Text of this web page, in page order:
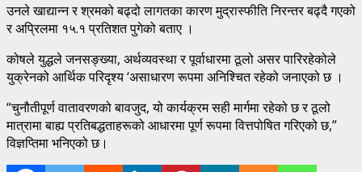
उनले खाद्यान्न र श्रमको बढ्दो लागतका कारण मुद्रास्फीति निरन्तर बढ्दै गएको
र अप्रिलमा १५.१ प्रतिशत पुगेको बताए ।
कोषले युद्धले जनसङ्ख्या, अर्थव्यवस्था र पूर्वाधारमा ठूलो असर पारिरहेकोले
युक्रेनको आर्थिक परिदृश्य ‘असाधारण रूपमा अनिश्चित रहेको जनाएको छ ।
“चुनौतीपूर्ण वातावरणको बावजुद, यो कार्यक्रम सही मार्गमा रहेको छ र ठूलो
मात्रामा बाह्य प्रतिबद्धताहरूको आधारमा पूर्ण रूपमा वित्तपोषित गरिएको छ,”
विज्ञप्तिमा भनिएको छ।